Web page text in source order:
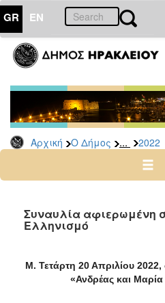
GR EN
Αρχική Ο Δήμος ... 2022
ΔΗΜΟΣ
Δελτία
Τύπου
Αρχείο
2026
2024
2022
2020
Συναυλία αφιερωμένη
Ελληνισμό
Μ. Τετάρτη 20 Απριλίου
«Ανδρέας και